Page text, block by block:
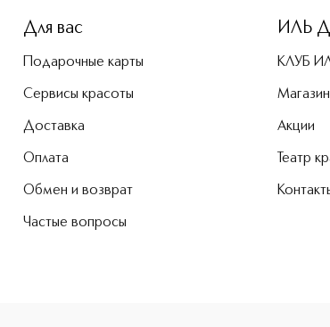
Для вас
Подарочные карты
Сервисы красоты
Доставка
Оплата
Обмен и возврат
Частые вопросы
ИЛЬ
КЛУБ
Акции
Театр